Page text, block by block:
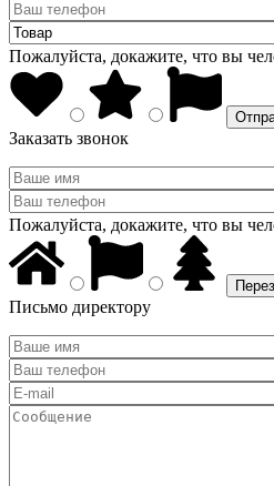
Пожалуйста, докажите, что вы
Заказать звонок
Пожалуйста, докажите, что вы
Письмо директору